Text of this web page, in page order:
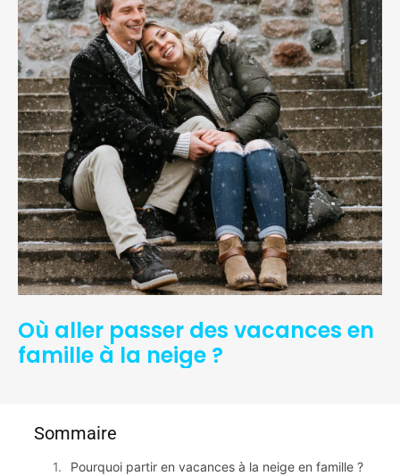
Où aller passer des vacances en
famille à la neige ?
Sommaire
Pourquoi partir en vacances à la neige en famille ?